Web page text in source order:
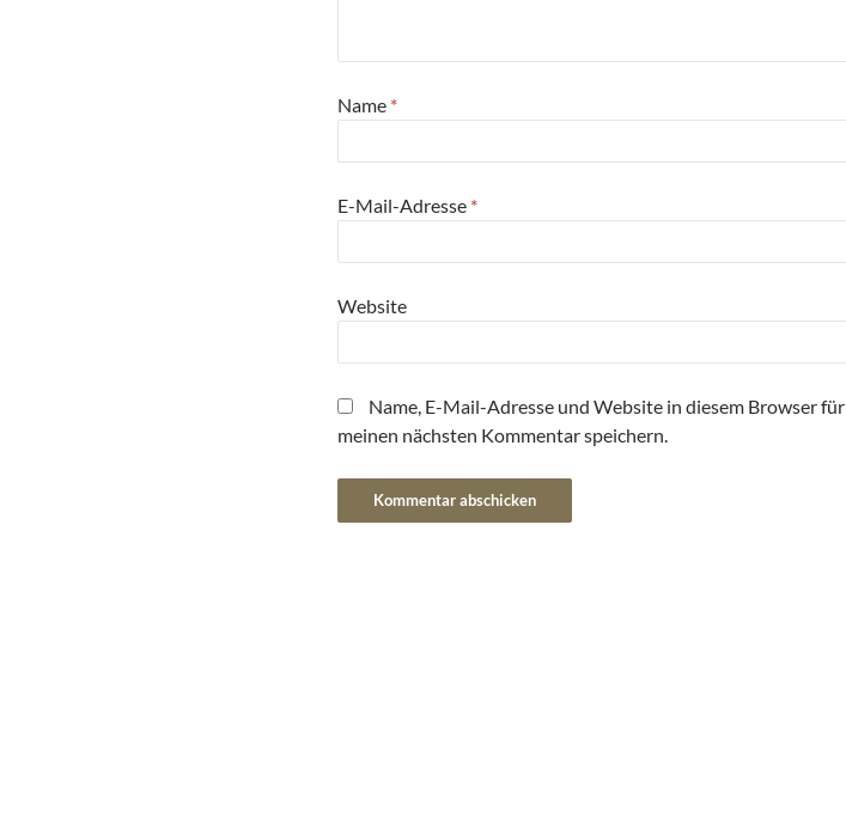
Name *
E-Mail-Adresse *
Website
Name, E-Mail-Adresse und Website in diesem Browser für
meinen nächsten Kommentar speichern.